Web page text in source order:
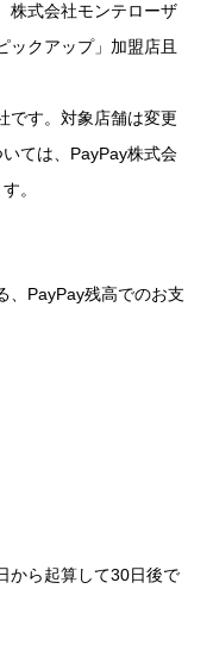
株式会社モンテローザ
ックアップ」加盟店且
です。対象店舗は変更
ては、PayPay株式会
。
、PayPay残高でのお支
から起算して30日後で